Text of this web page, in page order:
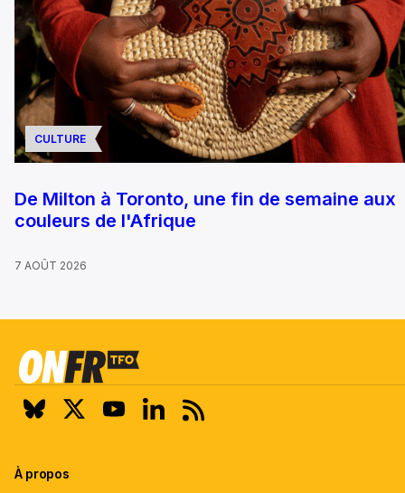
CULTURE
De Milton à Toronto, une fin de semaine aux
couleurs de l'Afrique
7 AOÛT 2026
À propos